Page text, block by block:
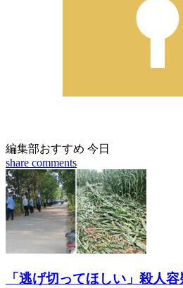
編集部おすすめ 今日
share comments
「逃げ切ってほしい」殺人